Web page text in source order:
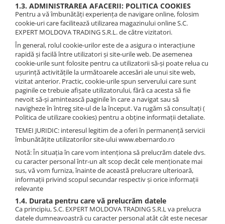
1.3. ADMINISTRAREA AFACERII: POLITICA COOKIES
Pentru a vă îmbunătăți experiența de navigare online, folosim
cookie-uri care facilitează utilizarea magazinului online S.C.
EXPERT MOLDOVA TRADING S.R.L. de către vizitatori.
În general, rolul cookie-urilor este de a asigura o interacțiune
rapidă și facilă între utilizatori și site-urile web. De asemenea
cookie-urile sunt folosite pentru ca utilizatorii să-și poate relua cu
ușurință activitățile la următoarele accesări ale unui site web,
vizitat anterior. Practic, cookie-urile spun serverului care sunt
paginile ce trebuie afișate utilizatorului, fără ca acesta să fie
nevoit să-și amintească paginile în care a navigat sau să
navigheze în întreg site-ul de la început. Va rugăm să consultați (
Politica de utilizare cookies) pentru a obține informații detaliate.
TEMEI JURIDIC: interesul legitim de a oferi în permanență servicii
îmbunătățite utilizatorilor site-ului www.ebernardo.ro
Notă: În situația în care vom intenționa să prelucrăm datele dvs.
cu caracter personal într-un alt scop decât cele menționate mai
sus, vă vom furniza, înainte de această prelucrare ulterioară,
informații privind scopul secundar respectiv și orice informații
relevante
1.4. Durata pentru care vă prelucrăm datele
Ca principiu, S.C. EXPERT MOLDOVA TRADING S.R.L va prelucra
datele dumneavoastră cu caracter personal atât cât este necesar